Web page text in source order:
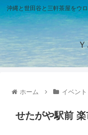
沖縄と世田谷と三軒茶屋をウ
ホーム イベント
せたがや駅前